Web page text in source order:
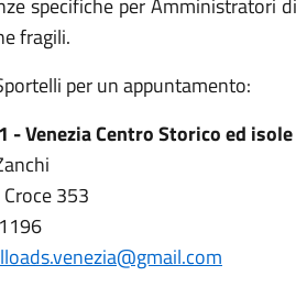
specifiche per Amministratori
fragili.
per un appuntamento:
- Venezia Centro Storico ed isole
353